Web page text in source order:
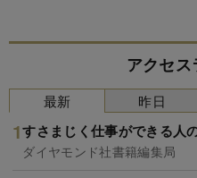
アクセ
最新
すさまじく仕事ができる人
ダイヤモンド社書籍編集局
昨日